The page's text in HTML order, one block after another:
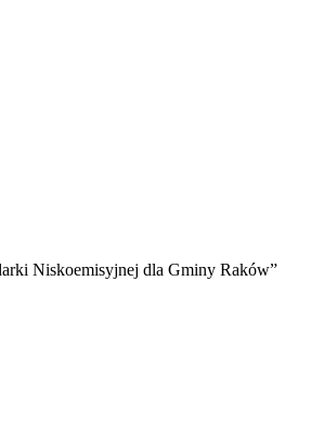
Niskoemisyjnej dla Gminy Raków”